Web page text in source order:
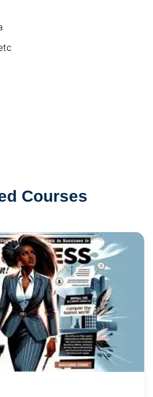
Courses